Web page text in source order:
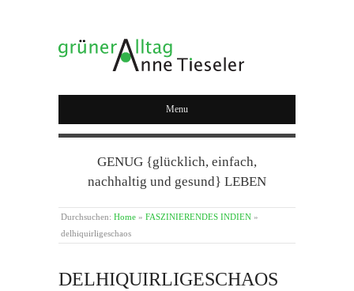
GRÜNER ALLTAG
Menu
GENUG {glücklich, einfach,
nachhaltig und gesund} LEBEN
Durchsuchen: Home » FASZINIERENDES INDIEN »
delhiquirligeschaos
DELHIQUIRLIGESCHAOS